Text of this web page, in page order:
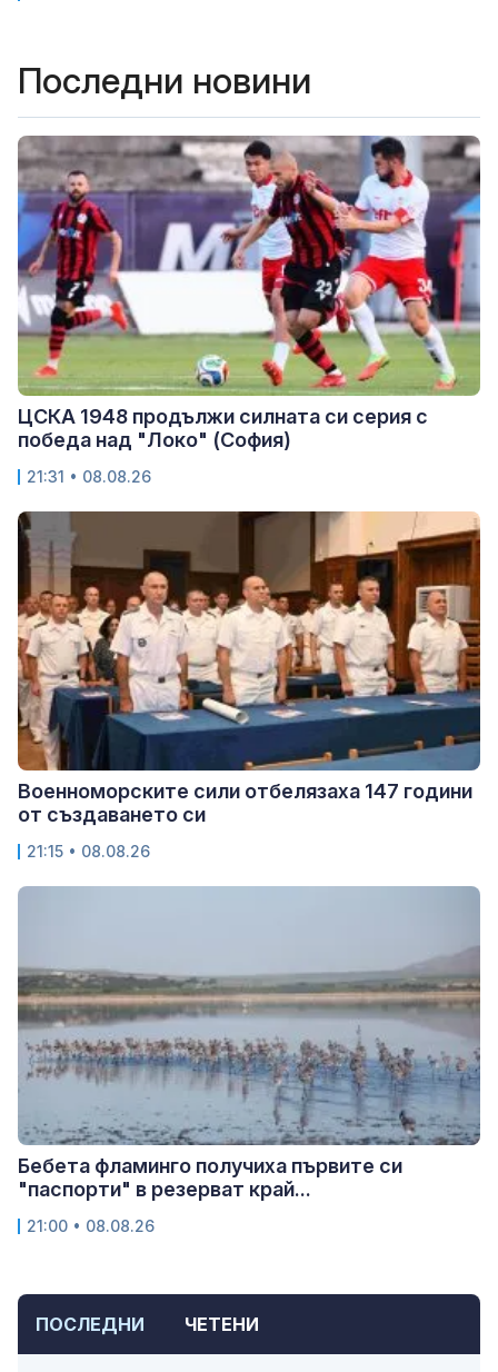
ПОСЛЕДНИ ЧЕТЕНИ
Последни новини
ЦСКА 1948 продължи силната си серия с
победа над "Локо" (София)
21:31 • 08.08.26
Военноморските сили отбелязаха 147 години
от създаването си
21:15 • 08.08.26
Бебета фламинго получиха първите си
"паспорти" в резерват край...
21:00 • 08.08.26